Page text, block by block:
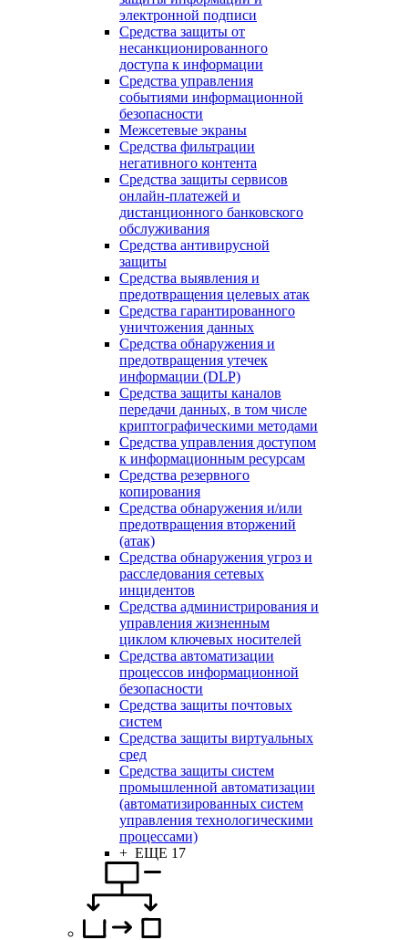
электронной подписи
Средства защиты от
несанкционированного
доступа к информации
Средства управления
событиями информационной
безопасности
Межсетевые экраны
Средства фильтрации
негативного контента
Средства защиты сервисов
онлайн-платежей и
дистанционного банковского
обслуживания
Средства антивирусной
защиты
Средства выявления и
предотвращения целевых атак
Средства гарантированного
уничтожения данных
Средства обнаружения и
предотвращения утечек
информации (DLP)
Средства защиты каналов
передачи данных, в том числе
криптографическими методами
Средства управления доступом
к информационным ресурсам
Средства резервного
копирования
Средства обнаружения и/или
предотвращения вторжений
(атак)
Средства обнаружения угроз и
расследования сетевых
инцидентов
Средства администрирования и
управления жизненным
циклом ключевых носителей
Средства автоматизации
процессов информационной
безопасности
Средства защиты почтовых
систем
Средства защиты виртуальных
сред
Средства защиты систем
промышленной автоматизации
(автоматизированных систем
управления технологическими
процессами)
+ ЕЩЕ 17